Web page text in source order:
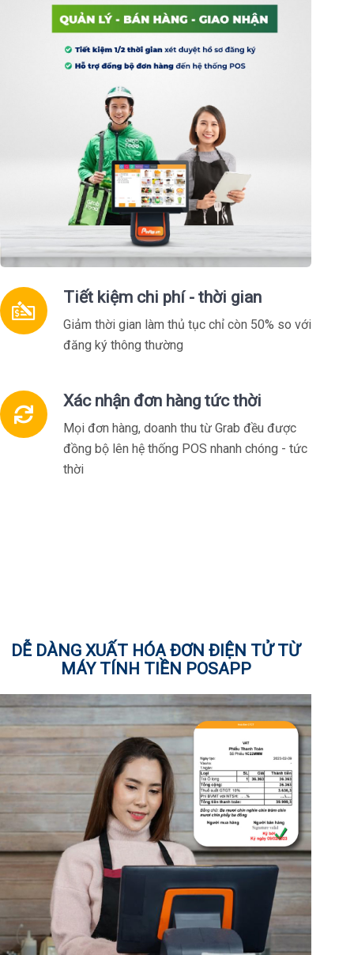
Tiết kiệm chi phí - thời gian
Giảm thời gian làm thủ tục chỉ còn 50% so với
đăng ký thông thường
Xác nhận đơn hàng tức thời
Mọi đơn hàng, doanh thu từ Grab đều được
đồng bộ lên hệ thống POS nhanh chóng - tức
thời
DỄ DÀNG XUẤT HÓA ĐƠN ĐIỆN TỬ TỪ
MÁY TÍNH TIỀN POSAPP